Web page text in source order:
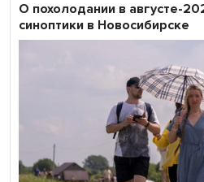
О похолодании в августе-
синоптики в Новосибирске